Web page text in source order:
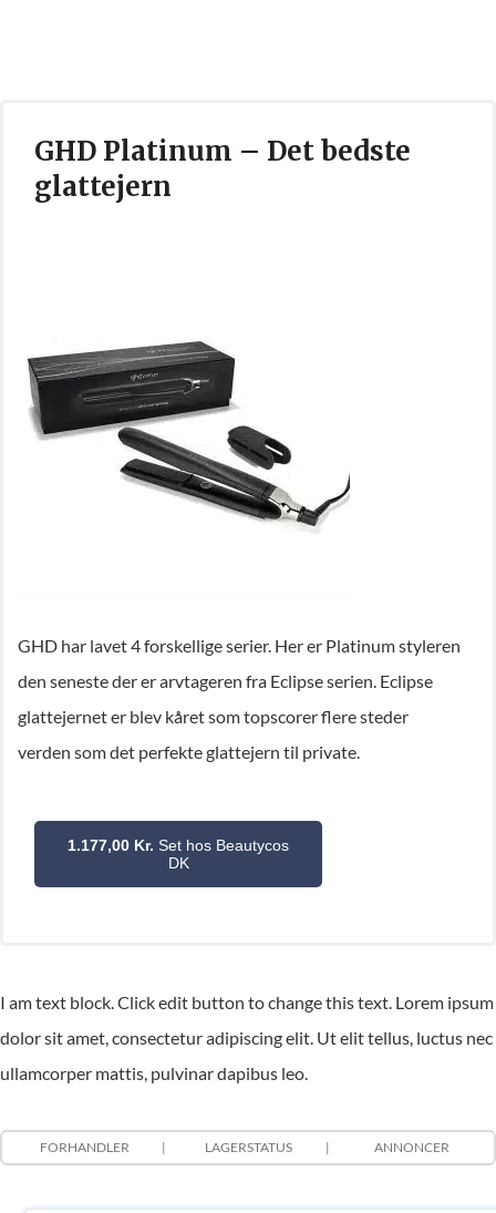
GHD Platinum – Det bedste
glattejern
GHD har lavet 4 forskellige serier. Her er Platinum styleren
den seneste der er arvtageren fra Eclipse serien. Eclipse
glattejernet er blev kåret som topscorer flere steder
verden som det perfekte glattejern til private.
1.177,00 Kr. Set hos Beautycos
DK
I am text block. Click edit button to change this text. Lorem ipsum
dolor sit amet, consectetur adipiscing elit. Ut elit tellus, luctus nec
ullamcorper mattis, pulvinar dapibus leo.
FORHANDLER LAGERSTATUS ANNONCER